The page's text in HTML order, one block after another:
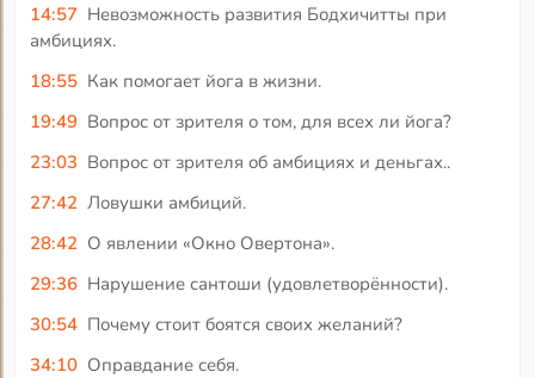
14:57 Невозможность развития Бодхичитты при
амбициях.
18:55 Как помогает йога в жизни.
19:49 Вопрос от зрителя о том, для всех ли йога?
23:03 Вопрос от зрителя об амбициях и деньгах..
27:42 Ловушки амбиций.
28:42 О явлении «Окно Овертона».
29:36 Нарушение сантоши (удовлетворённости).
30:54 Почему стоит боятся своих желаний?
34:10 Оправдание себя.